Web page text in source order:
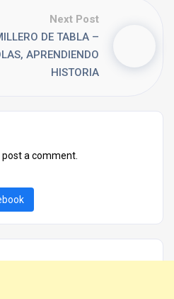
Next Post
DE TABLA –
APRENDIENDO
HISTORIA
post a comment.